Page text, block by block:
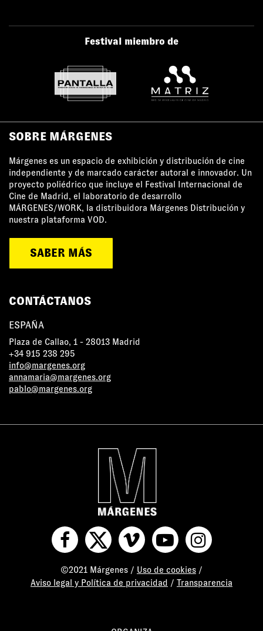
Festival miembro de
SOBRE MÁRGENES
Márgenes es un espacio de exhibición y distribución de cine
independiente y de marcado carácter autoral e innovador. Un
proyecto poliédrico que incluye el Festival Internacional de
Cine de Madrid, el laboratorio de desarrollo
MÁRGENES/WORK, la distribuidora Márgenes Distribución y
nuestra plataforma VOD.
SABER MÁS
CONTÁCTANOS
ESPAÑA
Plaza de Callao, 1 - 28013 Madrid
+34 915 238 295
info@margenes.org
annamaria@margenes.org
pablo@margenes.org
©2021 Márgenes / Uso de cookies /
Aviso legal y Política de privacidad / Transparencia